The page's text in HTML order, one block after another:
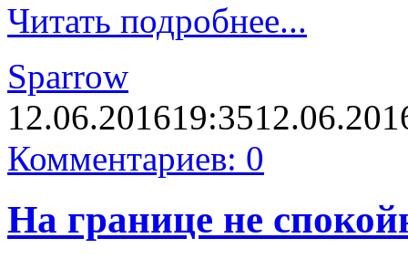
Читать подробнее...
Sparrow
12.06.201619:35
Комментариев: 0
На границе не